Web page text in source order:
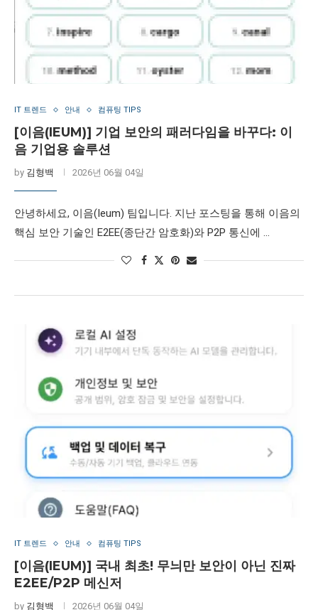
IT 트렌드 안내 컴퓨팅 TIPS
[이음(IEUM)] 기업 보안의 패러다임을 바꾸다: 이
음 기업용 솔루션
by 김형백 2026년 06월 04일
안녕하세요, 이음(Ieum) 팀입니다. 지난 포스팅을 통해 이음의
핵심 보안 기술인 E2EE(종단간 암호화)와 P2P 통신에 …
IT 트렌드 안내 컴퓨팅 TIPS
[이음(IEUM)] 국내 최초! 무늬만 보안이 아닌 진짜
E2EE/P2P 메신저
by 김형백 2026년 06월 04일